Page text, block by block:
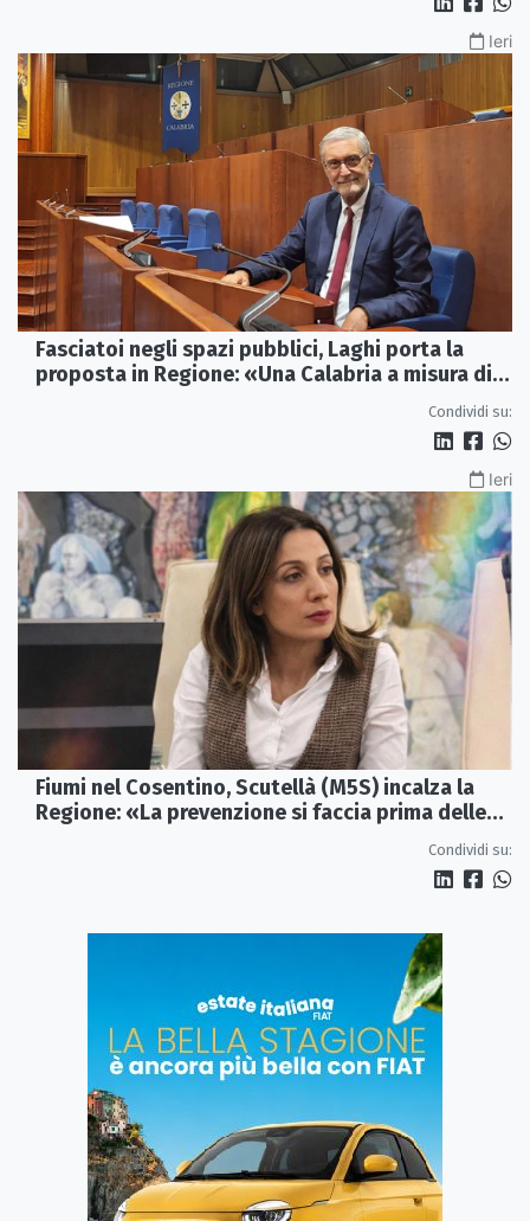
Ieri
Fasciatoi negli spazi pubblici, Laghi porta la
proposta in Regione: «Una Calabria a misura di
Condividi su:
Ieri
Fiumi nel Cosentino, Scutellà (M5S) incalza la
Regione: «La prevenzione si faccia prima delle
Condividi su: